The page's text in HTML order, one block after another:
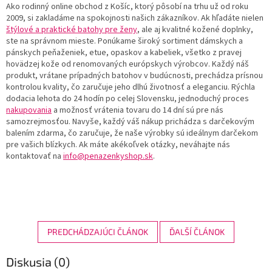
Ako rodinný online obchod z Košíc, ktorý pôsobí na trhu už od roku
2009, si zakladáme na spokojnosti našich zákazníkov. Ak hľadáte nielen
štýlové a praktické batohy pre ženy, ale aj kvalitné kožené doplnky,
ste na správnom mieste. Ponúkame široký sortiment dámskych a
pánskych peňaženiek, etue, opaskov a kabeliek, všetko z pravej
hovädzej kože od renomovaných európskych výrobcov. Každý náš
produkt, vrátane prípadných batohov v budúcnosti, prechádza prísnou
kontrolou kvality, čo zaručuje jeho dlhú životnosť a eleganciu. Rýchla
dodacia lehota do 24 hodín po celej Slovensku, jednoduchý proces
nakupovania a možnosť vrátenia tovaru do 14 dní sú pre nás
samozrejmosťou. Navyše, každý váš nákup prichádza s darčekovým
balením zdarma, čo zaručuje, že naše výrobky sú ideálnym darčekom
pre vašich blízkych. Ak máte akékoľvek otázky, neváhajte nás
kontaktovať na info@penazenkyshop.sk.
PREDCHÁDZAJÚCI ČLÁNOK ĎALŠÍ ČLÁNOK
Diskusia (0)